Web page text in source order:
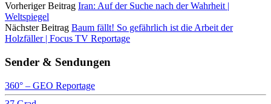
Vorheriger Beitrag Iran: Auf der Suche nach der Wahrheit |
Weltspiegel
Nächster Beitrag Baum fällt! So gefährlich ist die Arbeit der
Holzfäller | Focus TV Reportage
Sender & Sendungen
360° – GEO Reportage